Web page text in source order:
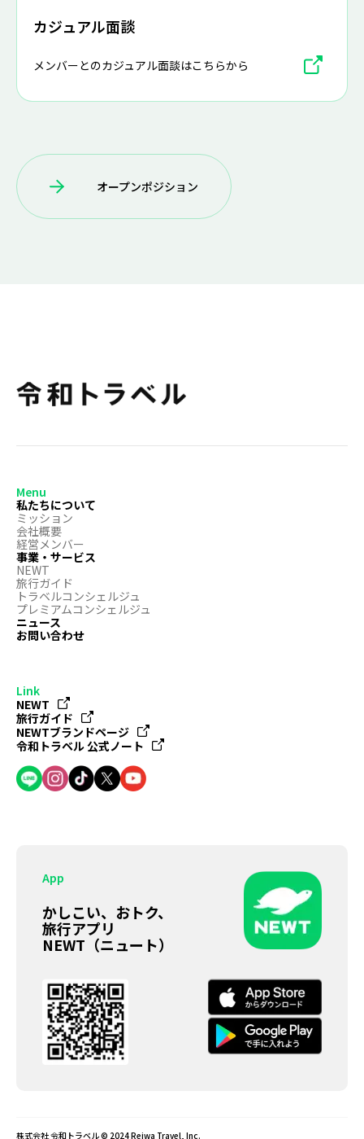
カジュアル面談
メンバーとのカジュアル面談はこちらから
オープンポジション
Menu
私たちについて
ミッション
会社概要
経営メンバー
事業・サービス
NEWT
旅行ガイド
トラベルコンシェルジュ
プレミアムコンシェルジュ
ニュース
お問い合わせ
Link
NEWT
旅行ガイド
NEWTブランドページ
令和トラベル 公式ノート
App
かしこい、おトク、
旅行アプリ
NEWT（ニュート）
株式会社 令和トラベル © 2024 Reiwa Travel, Inc.